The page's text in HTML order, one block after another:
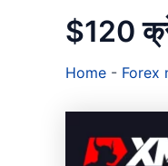
$120
Home - Forex